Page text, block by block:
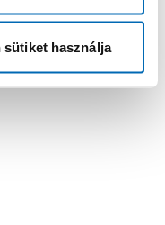
sütiket használja